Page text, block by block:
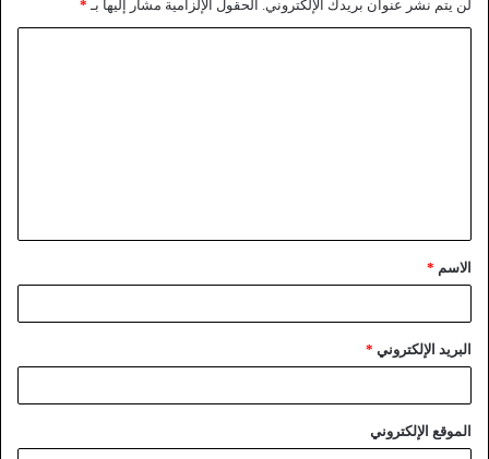
لن يتم نشر عنوان بريدك الإلكتروني. الحقول الإلزامية مشار إليها بـ *
الاسم *
البريد الإلكتروني *
الموقع الإلكتروني